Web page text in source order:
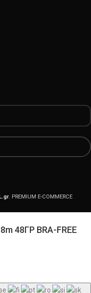
. PREMIUM E-COMMERCE
48ΓΡ BRA-FREE